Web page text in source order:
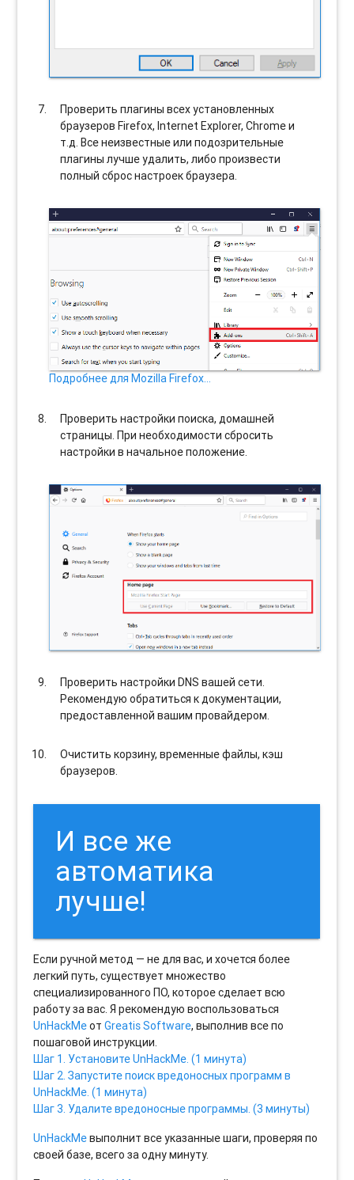
Проверить плагины всех установленных
браузеров Firefox, Internet Explorer, Chrome и
т.д. Все неизвестные или подозрительные
плагины лучше удалить, либо произвести
полный сброс настроек браузера.
Подробнее для Mozilla Firefox…
Проверить настройки поиска, домашней
страницы. При необходимости сбросить
настройки в начальное положение.
Проверить настройки DNS вашей сети.
Рекомендую обратиться к документации,
предоставленной вашим провайдером.
Очистить корзину, временные файлы, кэш
браузеров.
И все же
автоматика
лучше!
Если ручной метод — не для вас, и хочется более
легкий путь, существует множество
специализированного ПО, которое сделает всю
работу за вас. Я рекомендую воспользоваться
UnHackMeотGreatis Software, выполнив все по
пошаговой инструкции.
Шаг 1. Установите UnHackMe. (1 минута)
Шаг 2. Запустите поиск вредоносных программ в
UnHackMe. (1 минута)
Шаг 3. Удалите вредоносные программы. (3 минуты)
UnHackMeвыполнит все указанные шаги, проверяя по
своей базе, всего за одну минуту.